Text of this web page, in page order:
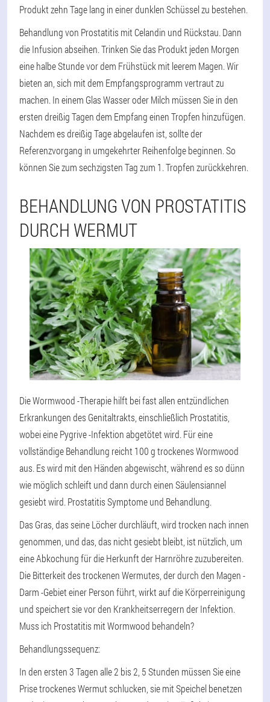
Produkt zehn Tage lang in einer dunklen Schüssel zu bestehen.
Behandlung von Prostatitis mit Celandin und Rückstau. Dann
die Infusion abseihen. Trinken Sie das Produkt jeden Morgen
eine halbe Stunde vor dem Frühstück mit leerem Magen. Wir
bieten an, sich mit dem Empfangsprogramm vertraut zu
machen. In einem Glas Wasser oder Milch müssen Sie in den
ersten dreißig Tagen dem Empfang einen Tropfen hinzufügen.
Nachdem es dreißig Tage abgelaufen ist, sollte der
Referenzvorgang in umgekehrter Reihenfolge beginnen. So
können Sie zum sechzigsten Tag zum 1. Tropfen zurückkehren.
BEHANDLUNG VON PROSTATITIS
DURCH WERMUT
Die Wormwood -Therapie hilft bei fast allen entzündlichen
Erkrankungen des Genitaltrakts, einschließlich Prostatitis,
wobei eine Pygrive -Infektion abgetötet wird. Für eine
vollständige Behandlung reicht 100 g trockenes Wormwood
aus. Es wird mit den Händen abgewischt, während es so dünn
wie möglich schleift und dann durch einen Säulensiannel
gesiebt wird. Prostatitis Symptome und Behandlung.
Das Gras, das seine Löcher durchläuft, wird trocken nach innen
genommen, und das, das nicht gesiebt bleibt, ist nützlich, um
eine Abkochung für die Herkunft der Harnröhre zuzubereiten.
Die Bitterkeit des trockenen Wermutes, der durch den Magen -
Darm -Gebiet einer Person führt, wirkt auf die Körperreinigung
und speichert sie vor den Krankheitserregern der Infektion.
Muss ich Prostatitis mit Wormwood behandeln?
Behandlungssequenz:
In den ersten 3 Tagen alle 2 bis 2, 5 Stunden müssen Sie eine
Prise trockenes Wermut schlucken, sie mit Speichel benetzen